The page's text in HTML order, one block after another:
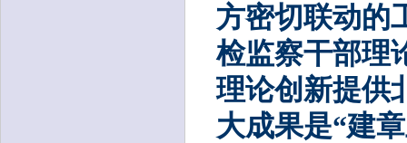
方密切联动的
检监察干部理
理论创新提供
大成果是“建